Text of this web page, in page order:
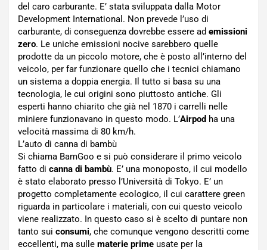
del caro carburante. E’ stata sviluppata dalla Motor
Development International. Non prevede l’uso di
carburante, di conseguenza dovrebbe essere ad emissioni
zero. Le uniche emissioni nocive sarebbero quelle
prodotte da un piccolo motore, che è posto all’interno del
veicolo, per far funzionare quello che i tecnici chiamano
un sistema a doppia energia. Il tutto si basa su una
tecnologia, le cui origini sono piuttosto antiche. Gli
esperti hanno chiarito che già nel 1870 i carrelli nelle
miniere funzionavano in questo modo. L’Airpod ha una
velocità massima di 80 km/h.
L’auto di canna di bambù
Si chiama BamGoo e si può considerare il primo veicolo
fatto di canna di bambù. E’ una monoposto, il cui modello
è stato elaborato presso l’Università di Tokyo. E’ un
progetto completamente ecologico, il cui carattere green
riguarda in particolare i materiali, con cui questo veicolo
viene realizzato. In questo caso si è scelto di puntare non
tanto sui consumi, che comunque vengono descritti come
eccellenti, ma sulle materie prime usate per la